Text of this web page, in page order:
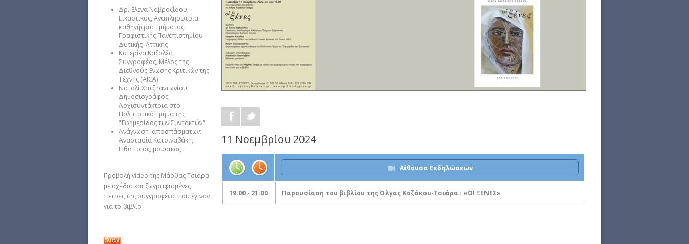
Δρ. Έλενα Ναβροζίδου,
Εικαστικός, Αναπληρώτρια
καθηγήτρια Τμήματος
Γραφιστικής Πανεπιστημίου
Δυτικής Αττικής
Κατερίνα Καζολέα
Συγγραφέας, Μέλος της
Διεθνούς Ένωσης Κριτικών της
Τέχνης (AICA)
Ναταλί Χατζηαντωνίου
Δημοσιογράφος,
Αρχισυντάκτρια στο
Πολιτιστικό Τμήμα της
"Εφημερίδας των Συντακτών"
Ανάγνωση αποσπάσματων:
Αναστασία Κατσιναβάκη,
Ηθοποιός, μουσικός
Προβολή video της Μάρθας Τσιάρα
με σχέδια και ζωγραφισμένες
πέτρες της συγγραφέως που έγιναν
για το βιβλίο
11 Νοεμβρίου 2024
Αίθουσα Εκδηλώσεων
19:00 - 21:00 Παρουσίαση του βιβλίου της Όλγας Κοζάκου-Τσιάρα : «ΟΙ ΞΕΝΕΣ»